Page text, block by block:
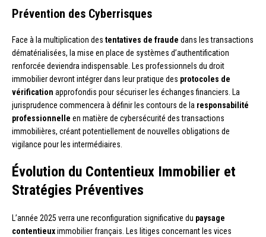
Prévention des Cyberrisques
Face à la multiplication des tentatives de fraude dans les transactions
dématérialisées, la mise en place de systèmes d’authentification
renforcée deviendra indispensable. Les professionnels du droit
immobilier devront intégrer dans leur pratique des protocoles de
vérification approfondis pour sécuriser les échanges financiers. La
jurisprudence commencera à définir les contours de la responsabilité
professionnelle en matière de cybersécurité des transactions
immobilières, créant potentiellement de nouvelles obligations de
vigilance pour les intermédiaires.
Évolution du Contentieux Immobilier et
Stratégies Préventives
L’année 2025 verra une reconfiguration significative du paysage
contentieuximmobilier français. Les litiges concernant les vices